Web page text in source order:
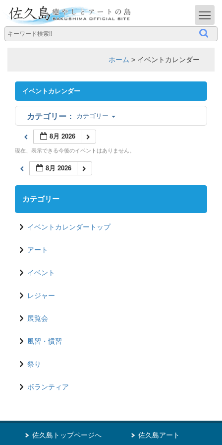
ホーム > イベントカレンダー
イベントカレンダー
カテゴリー
8月 2026
現在、表示できる今後のイベントはありません。
8月 2026
カテゴリー
イベントカレンダートップ
アート
イベント
レジャー
展覧会
風習・慣習
祭り
ボランティア
佐久島トップページへ 佐久島アート